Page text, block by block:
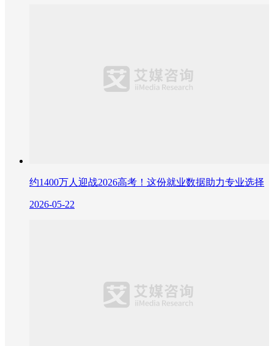
约1400万人迎战2026高考！这份就业数据助力专业选择
2026-05-22